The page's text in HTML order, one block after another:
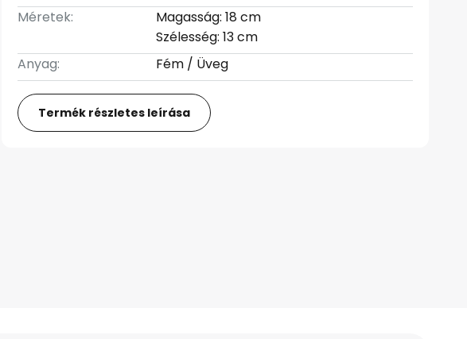
Méretek:
Magasság: 18 cm
Szélesség: 13 cm
Anyag:
Fém / Üveg
Termék részletes leírása